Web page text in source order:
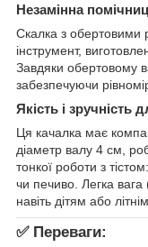
Незамінна
Скалка з обертовими
інструмент,
Завдяки обертовому
забезпечуючи
Якість і
Ця качалка має
діаметр валу 4 см,
тонкої роботи з
чи печиво. Легка вага
навіть дітям або
✅ Переваги: